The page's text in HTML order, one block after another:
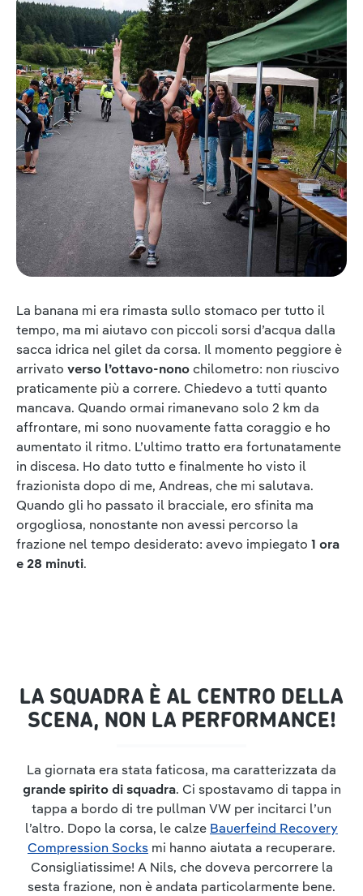
La banana mi era rimasta sullo stomaco per tutto il
tempo, ma mi aiutavo con piccoli sorsi d’acqua dalla
sacca idrica nel gilet da corsa. Il momento peggiore è
arrivato verso l’ottavo-nonochilometro: non riuscivo
praticamente più a correre. Chiedevo a tutti quanto
mancava. Quando ormai rimanevano solo 2 km da
affrontare, mi sono nuovamente fatta coraggio e ho
aumentato il ritmo. L’ultimo tratto era fortunatamente
in discesa. Ho dato tutto e finalmente ho visto il
frazionista dopo di me, Andreas, che mi salutava.
Quando gli ho passato il bracciale, ero sfinita ma
orgogliosa, nonostante non avessi percorso la
frazione nel tempo desiderato: avevo impiegato 1 ora
e 28 minuti.
LA SQUADRA È AL CENTRO DELLA
SCENA, NON LA PERFORMANCE!
La giornata era stata faticosa, ma caratterizzata da
grande spirito di squadra. Ci spostavamo di tappa in
tappa a bordo di tre pullman VW per incitarci l’un
l’altro. Dopo la corsa, le calze Bauerfeind Recovery
Compression Socks mi hanno aiutata a recuperare.
Consigliatissime! A Nils, che doveva percorrere la
sesta frazione, non è andata particolarmente bene.